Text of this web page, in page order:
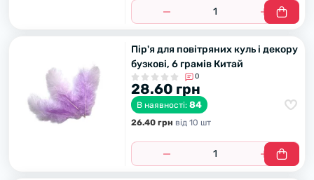
Пір'я для повітряних куль і декору
бузкові, 6 грамів Китай
0
28.60 грн
В наявності: 84
26.40 грн вiд 10 шт